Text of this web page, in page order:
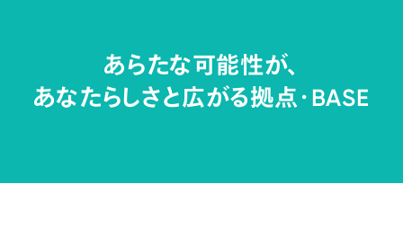
あらたな可能性が、
あなたらしさと広がる拠点・BASE